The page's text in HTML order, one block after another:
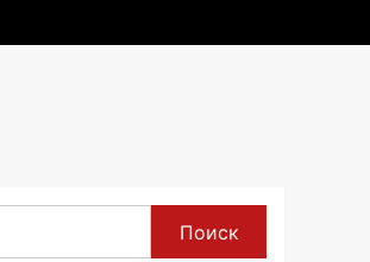
Поиск